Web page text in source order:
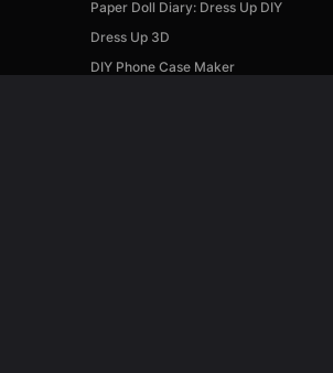
Paper Doll Diary: Dress Up DIY
Dress Up 3D
DIY Phone Case Maker